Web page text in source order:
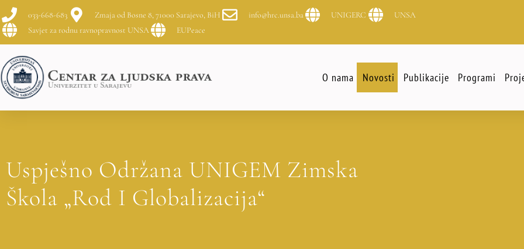
033-668-683 Zmaja od Bosne 8, 71000 Sarajevo, BiH info@hrc.unsa.ba UNIGERC
UNSA
Savjet za rodnu ravnopravnost UNSA
EUPeace
O nama Novosti Publikacije Programi
Uspješno Održana UNIGEM Zimska
Škola „Rod I Globalizacija“